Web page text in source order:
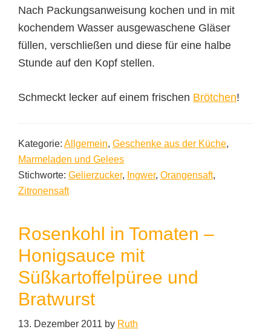
Nach Packungsanweisung kochen und in mit
kochendem Wasser ausgewaschene Gläser
füllen, verschließen und diese für eine halbe
Stunde auf den Kopf stellen.
Schmeckt lecker auf einem frischen Brötchen!
Kategorie: Allgemein, Geschenke aus der Küche,
Marmeladen und Gelees
Stichworte: Gelierzucker, Ingwer, Orangensaft,
Zitronensaft
Rosenkohl in Tomaten –
Honigsauce mit
Süßkartoffelpüree und
Bratwurst
13. Dezember 2011 by Ruth